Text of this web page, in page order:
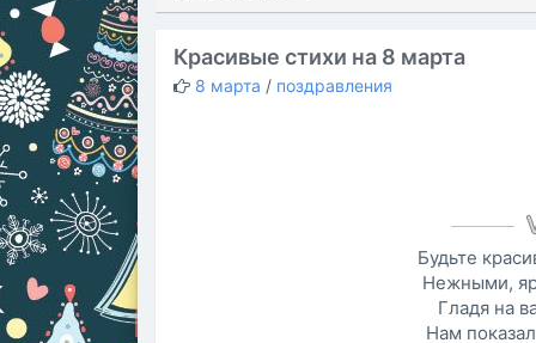
Красивые стихи на 8 марта
8 марта / поздравления
Будьте
Нежными,
Гладя на
Нам